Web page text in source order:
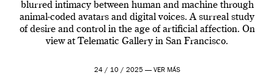
blurred intimacy between human and machine through
animal-coded avatars and digital voices. A surreal study
of desire and control in the age of artificial affection. On
view at Telematic Gallery in San Francisco.
24 / 10 / 2025 — VER MÁS